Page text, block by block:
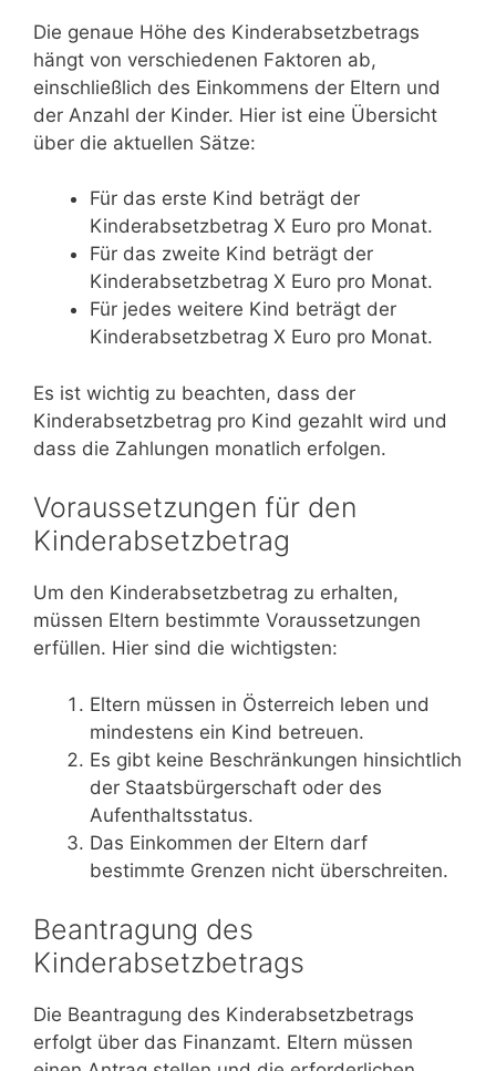
Die genaue Höhe des Kinderabsetzbetrags
hängt von verschiedenen Faktoren ab,
einschließlich des Einkommens der Eltern und
der Anzahl der Kinder. Hier ist eine Übersicht
über die aktuellen Sätze:
Für das erste Kind beträgt der
Kinderabsetzbetrag X Euro pro Monat.
Für das zweite Kind beträgt der
Kinderabsetzbetrag X Euro pro Monat.
Für jedes weitere Kind beträgt der
Kinderabsetzbetrag X Euro pro Monat.
Es ist wichtig zu beachten, dass der
Kinderabsetzbetrag pro Kind gezahlt wird und
dass die Zahlungen monatlich erfolgen.
Voraussetzungen für den
Kinderabsetzbetrag
Um den Kinderabsetzbetrag zu erhalten,
müssen Eltern bestimmte Voraussetzungen
erfüllen. Hier sind die wichtigsten:
Eltern müssen in Österreich leben und
mindestens ein Kind betreuen.
Es gibt keine Beschränkungen hinsichtlich
der Staatsbürgerschaft oder des
Aufenthaltsstatus.
Das Einkommen der Eltern darf
bestimmte Grenzen nicht überschreiten.
Beantragung des
Kinderabsetzbetrags
Die Beantragung des Kinderabsetzbetrags
erfolgt über das Finanzamt. Eltern müssen